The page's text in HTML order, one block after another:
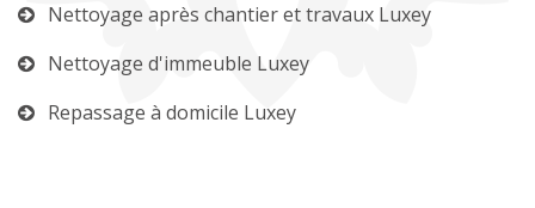
Nettoyage après chantier et travaux Luxey
Nettoyage d'immeuble Luxey
Repassage à domicile Luxey